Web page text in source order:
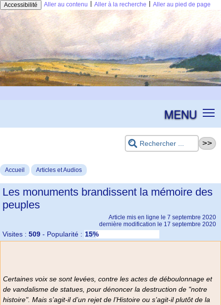
Accessibilité Aller au contenu Aller à la recherche Aller au pied de page
MENU
Accueil Articles et Audios
Les monuments brandissent la mémoire des
peuples
Article mis en ligne le 7 septembre 2020
dernière modification le 17 septembre 2020
Visites : 509 - Popularité : 15%
Certaines voix se sont levées, contre les actes de déboulonnage et
de vandalisme de statues, pour dénoncer la destruction de "notre
histoire". Mais s’agit-il d’un rejet de l’Histoire ou s’agit-il plutôt de la